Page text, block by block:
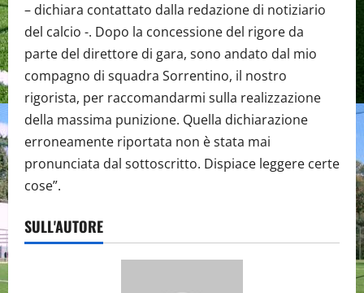
– dichiara contattato dalla redazione di notiziario
del calcio -. Dopo la concessione del rigore da
parte del direttore di gara, sono andato dal mio
compagno di squadra Sorrentino, il nostro
rigorista, per raccomandarmi sulla realizzazione
della massima punizione. Quella dichiarazione
erroneamente riportata non è stata mai
pronunciata dal sottoscritto. Dispiace leggere certe
cose”.
SULL'AUTORE